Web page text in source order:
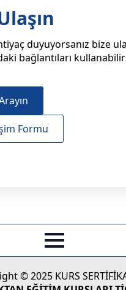
duyuyorsanız bize
bağlantıları
Formu
© 2025 KURS